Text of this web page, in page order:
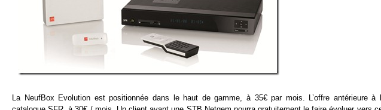
La NeufBox Evolution est positionnée dans le haut de gamme, à 35€ par mois. L’offre antérieure